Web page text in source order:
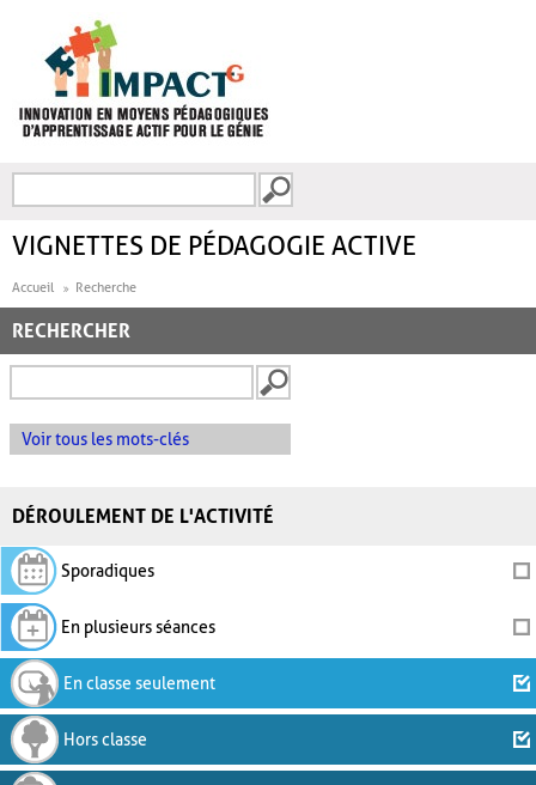
FORMULAIRE DE
VIGNETTES DE PÉDAGOGIE ACTIVE
Accueil Recherche
RECHERCHER
Voir tous les mots-clés
DÉROULEMENT DE L'ACTIVITÉ
Sporadiques
En plusieurs séances
En classe seulement
Hors classe